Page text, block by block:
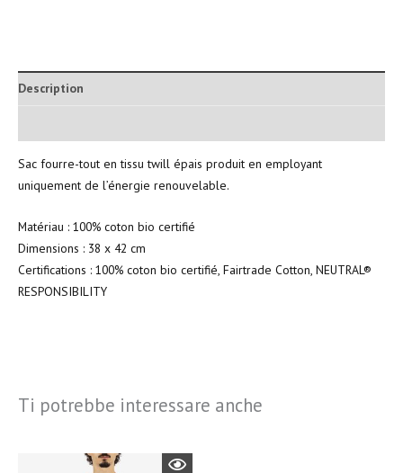
Description
Sac fourre-tout en tissu twill épais produit en employant
uniquement de l’énergie renouvelable.
Matériau : 100% coton bio certifié
Dimensions : 38 x 42 cm
Certifications : 100% coton bio certifié, Fairtrade Cotton, NEUTRAL®
RESPONSIBILITY
Ti potrebbe interessare anche